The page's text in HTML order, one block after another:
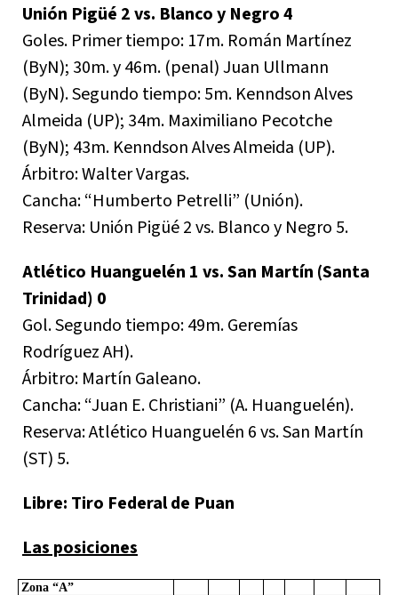
Unión Pigüé 2 vs. Blanco y Negro 4
Goles. Primer tiempo: 17m. Román Martínez
(ByN); 30m. y 46m. (penal) Juan Ullmann
(ByN). Segundo tiempo: 5m. Kenndson Alves
Almeida (UP); 34m. Maximiliano Pecotche
(ByN); 43m. Kenndson Alves Almeida (UP).
Árbitro: Walter Vargas.
Cancha: “Humberto Petrelli” (Unión).
Reserva: Unión Pigüé 2 vs. Blanco y Negro 5.
Atlético Huanguelén 1 vs. San Martín (Santa
Trinidad) 0
Gol. Segundo tiempo: 49m. Geremías
Rodríguez AH).
Árbitro: Martín Galeano.
Cancha: “Juan E. Christiani” (A. Huanguelén).
Reserva: Atlético Huanguelén 6 vs. San Martín
(ST) 5.
Libre: Tiro Federal de Puan
Las posiciones
Zona “A”